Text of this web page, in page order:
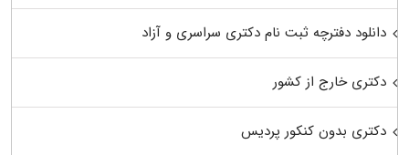
دانلود دفترچه ثبت نام دکتری سراسری و آزاد
دکتری خارج از کشور
دکتری بدون کنکور پردیس